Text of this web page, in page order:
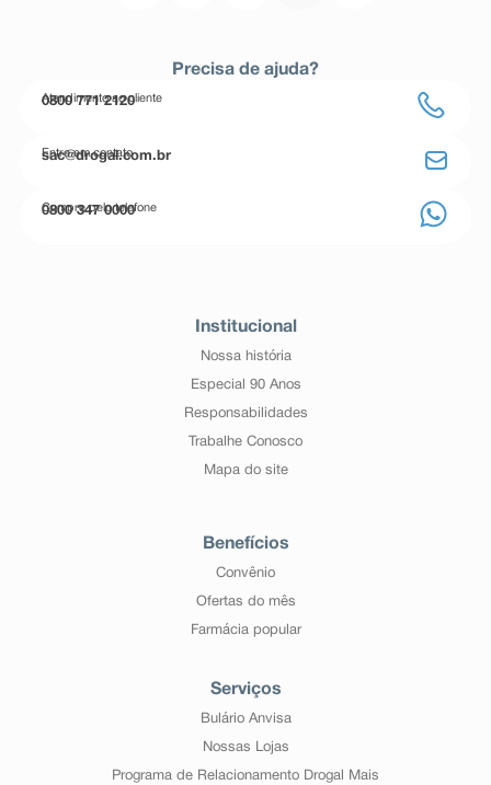
Precisa de ajuda?
Atendimento ao cliente
0800 771 2120
Entre em contato
sac@drogal.com.br
Compre pelo telefone
0800 347 0000
Institucional
Nossa história
Especial 90 Anos
Responsabilidades
Trabalhe Conosco
Mapa do site
Benefícios
Convênio
Ofertas do mês
Farmácia popular
Serviços
Bulário Anvisa
Nossas Lojas
Programa de Relacionamento Drogal Mais